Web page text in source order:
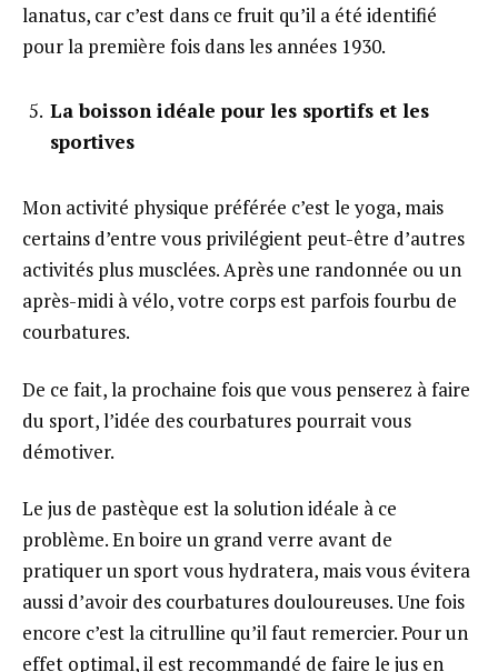
lanatus, car c’est dans ce fruit qu’il a été identifié
pour la première fois dans les années 1930.
La boisson idéale pour les sportifs et les
sportives
Mon activité physique préférée c’est le yoga, mais
certains d’entre vous privilégient peut-être d’autres
activités plus musclées. Après une randonnée ou un
après-midi à vélo, votre corps est parfois fourbu de
courbatures.
De ce fait, la prochaine fois que vous penserez à faire
du sport, l’idée des courbatures pourrait vous
démotiver.
Le jus de pastèque est la solution idéale à ce
problème. En boire un grand verre avant de
pratiquer un sport vous hydratera, mais vous évitera
aussi d’avoir des courbatures douloureuses. Une fois
encore c’est la citrulline qu’il faut remercier. Pour un
effet optimal, il est recommandé de faire le jus en